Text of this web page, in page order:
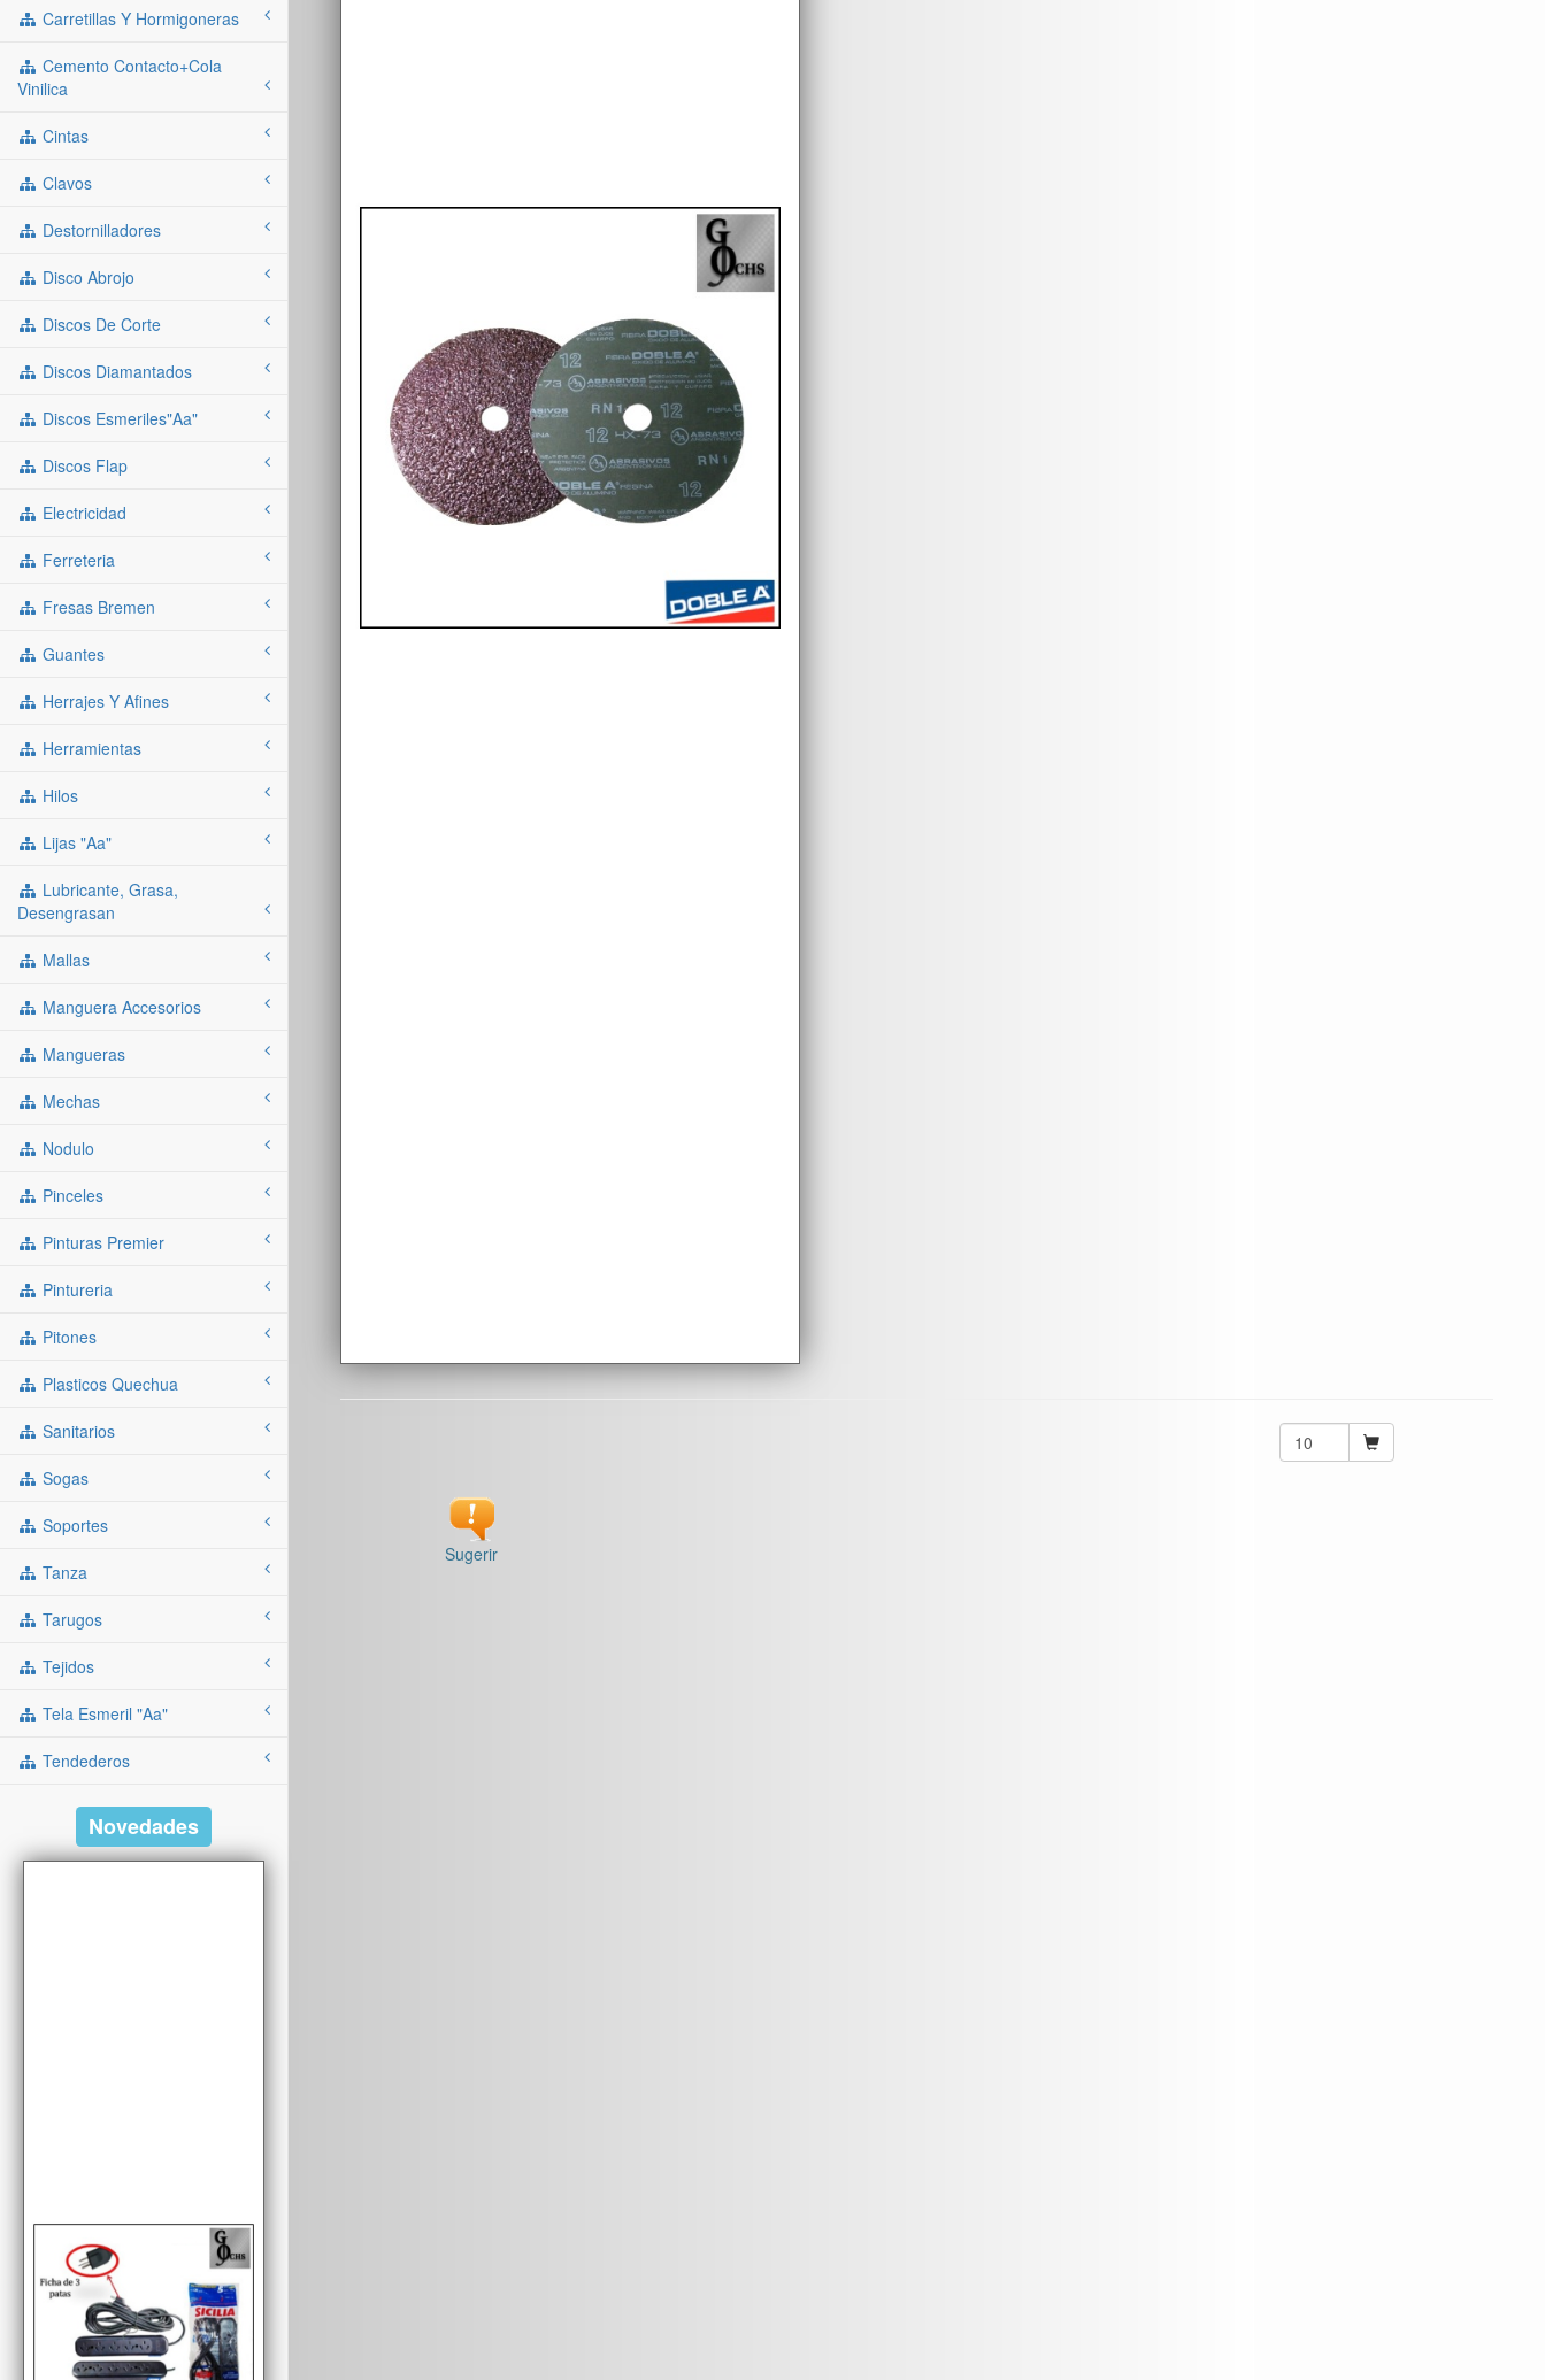
Carretillas Y Hormigoneras
Cemento Contacto+cola
Vinilica
Cintas
Clavos
Destornilladores
Disco Abrojo
Discos De Corte
Discos Diamantados
Discos Esmeriles"aa"
Discos Flap
Electricidad
Ferreteria
Fresas Bremen
Guantes
Herrajes Y Afines
Herramientas
Hilos
Lijas "aa"
Lubricante, Grasa,
Desengrasan
Mallas
Manguera Accesorios
Mangueras
Mechas
Nodulo
Pinceles
Pinturas Premier
Pintureria
Pitones
Plasticos Quechua
Sanitarios
Sogas
Soportes
Tanza
Tarugos
Tejidos
Tela Esmeril "aa"
Tendederos
Novedades
Sugerir